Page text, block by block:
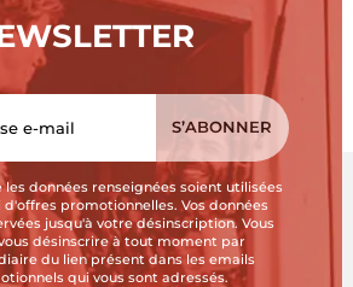
les données renseignées soient utilisées
d'offres promotionnelles. Vos données
jusqu'à votre désinscription. Vous
désinscrire à tout moment par
du lien présent dans les emails
qui vous sont adressés.